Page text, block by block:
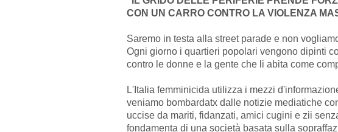
CON UN CARRO CONTRO LA VIOLENZA
Saremo in testa alla street parade e non
Ogni giorno i quartieri popolari vengono dipinti
contro le donne e la gente che li abita come
L'Italia femminicida utilizza i mezzi
veniamo bombardatx dalle notizie mediatiche
uccise da mariti, fidanzati, amici cugini e zii
fondamenta di una società basata sulla